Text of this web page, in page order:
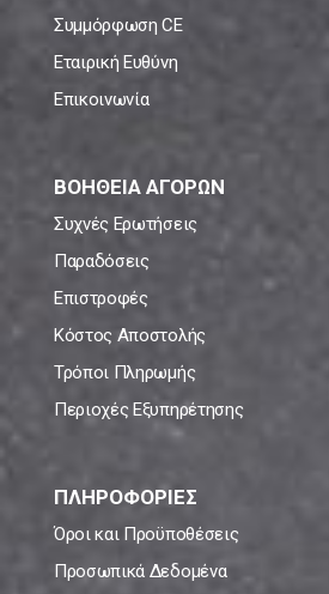
Συμμόρφωση CE
Εταιρική Ευθύνη
Επικοινωνία
ΒΟΗΘΕΙΑ ΑΓΟΡΩΝ
Συχνές Ερωτήσεις
Παραδόσεις
Επιστροφές
Κόστος Αποστολής
Τρόποι Πληρωμής
Περιοχές Εξυπηρέτησης
ΠΛΗΡΟΦΟΡΙΕΣ
Όροι και Προϋποθέσεις
Προσωπικά Δεδομένα